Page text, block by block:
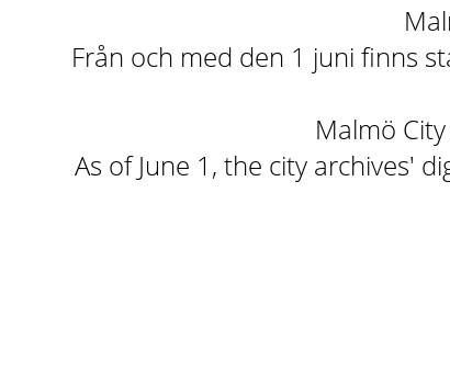
Från och med den 1 juni finns
Malmö
As of June 1, the city archives'